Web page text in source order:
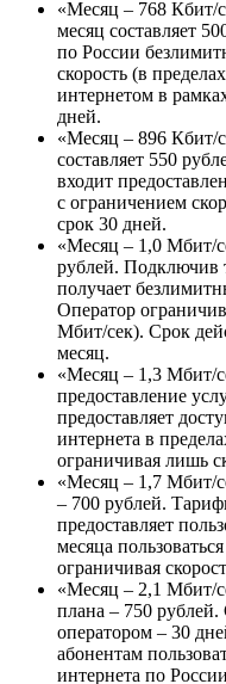
«Месяц – 768 Кбит/
месяц составляет
по России
скорость (в
интернетом в
дней.
«Месяц – 896 Кбит/
составляет 550
входит
с ограничением
срок 30 дней.
«Месяц – 1,0 Мбит/
рублей. Подключив
получает
Оператор
Мбит/сек). Срок
месяц.
«Месяц – 1,3 Мбит/
предоставление
предоставляет
интернета в
ограничивая лишь
«Месяц – 1,7 Мбит/
– 700 рублей.
предоставляет
месяца
ограничивая
«Месяц – 2,1 Мбит/
плана – 750 рублей.
оператором – 30
абонентам
интернета по